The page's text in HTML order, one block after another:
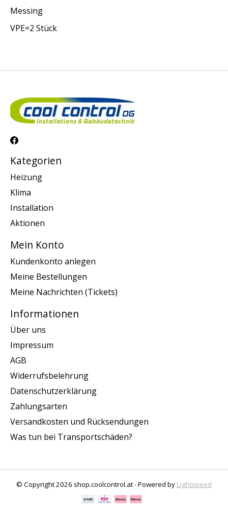
Messing
VPE=2 Stück
Kategorien
Heizung
Klima
Installation
Aktionen
Mein Konto
Kundenkonto anlegen
Meine Bestellungen
Meine Nachrichten (Tickets)
Informationen
Über uns
Impressum
AGB
Widerrufsbelehrung
Datenschutzerklärung
Zahlungsarten
Versandkosten und Rücksendungen
Was tun bei Transportschäden?
© Copyright 2026 shop.coolcontrol.at - Powered by Lightspeed